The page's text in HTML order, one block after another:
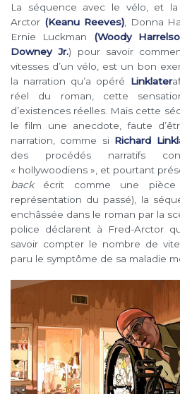
La séquence avec le vélo, et
Arctor (Keanu Reeves), Donna
Ernie Luckman (Woody
Downey Jr.) pour savoir
vitesses d’un vélo, est un bon
la narration qu’a opéré Linklater
réel du roman, cette
d’existences réelles. Mais cette
le film une anecdote, faute
narration, comme si Richard
des procédés narratifs
« hollywoodiens », et pourtant
backécrit comme une pièce
représentation du passé), la
enchâssée dans le roman par la
police déclarent à Fred-Arctor
savoir compter le nombre de
paru le symptôme de sa maladie